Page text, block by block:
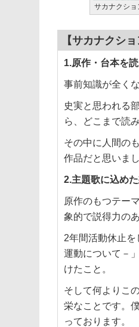
サカナクショ
【サカナクシ
1.原作・台本を
事前知識が全く
史実と思われる
ら、どこまで読
その中に人間の
作品だと思いまし
2.主題歌に込め
原作のもつテー
象的で説得力の
2年間活動休止
運動について－
けたこと。
そして何よりこ
栄なことです。
っております。